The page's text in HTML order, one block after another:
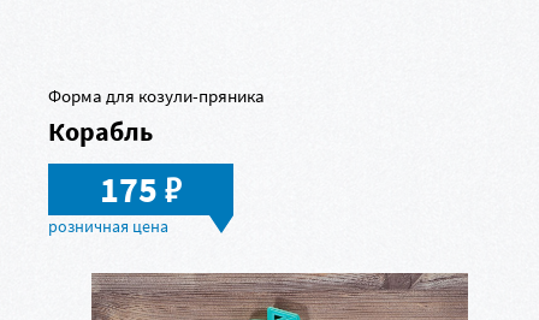
Форма для козули-пряника
Корабль
175в